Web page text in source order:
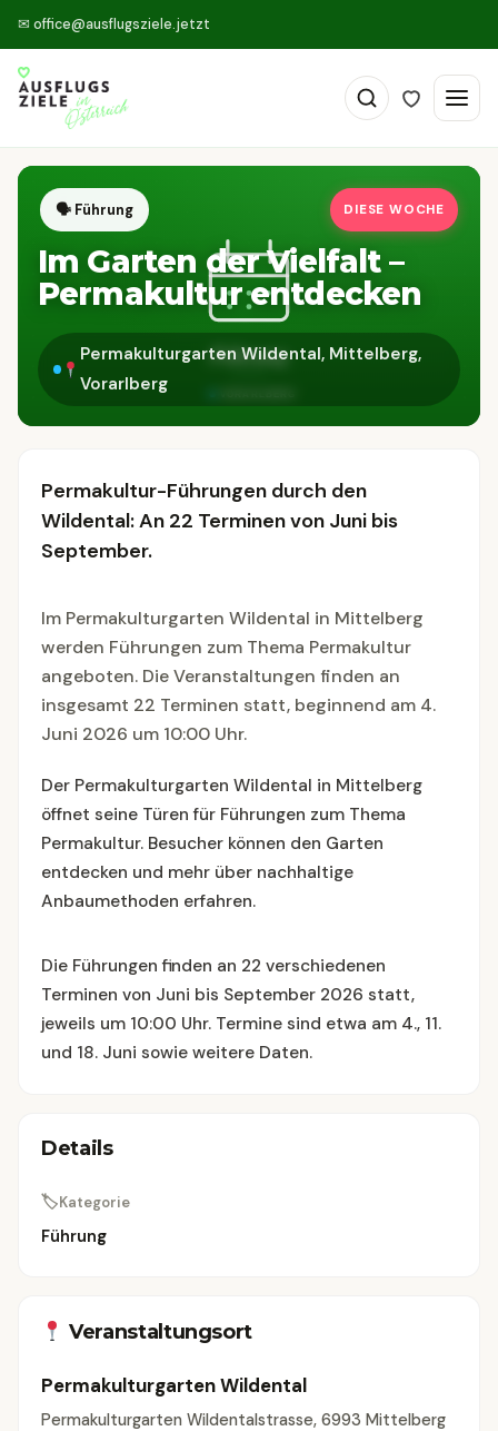
✉ office@ausflugsziele.jetzt
🗣 Führung DIESE WOCHE
Im Garten der Vielfalt –
Permakultur entdecken
Permakulturgarten Wildental, Mittelberg,
Vorarlberg
Permakultur-Führungen durch den
Wildental: An 22 Terminen von Juni bis
September.
Im Permakulturgarten Wildental in Mittelberg
werden Führungen zum Thema Permakultur
angeboten. Die Veranstaltungen finden an
insgesamt 22 Terminen statt, beginnend am 4.
Juni 2026 um 10:00 Uhr.
Der Permakulturgarten Wildental in Mittelberg
öffnet seine Türen für Führungen zum Thema
Permakultur. Besucher können den Garten
entdecken und mehr über nachhaltige
Anbaumethoden erfahren.
Die Führungen finden an 22 verschiedenen
Terminen von Juni bis September 2026 statt,
jeweils um 10:00 Uhr. Termine sind etwa am 4., 11.
und 18. Juni sowie weitere Daten.
Details
🏷Kategorie
Führung
Veranstaltungsort
Permakulturgarten Wildental
Permakulturgarten Wildentalstrasse, 6993 Mittelberg